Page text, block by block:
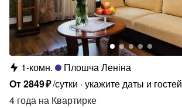
1-комн.
Плошча Леніна
От2849₽/сутки укажите даты и гостей
4 года на Квартирке